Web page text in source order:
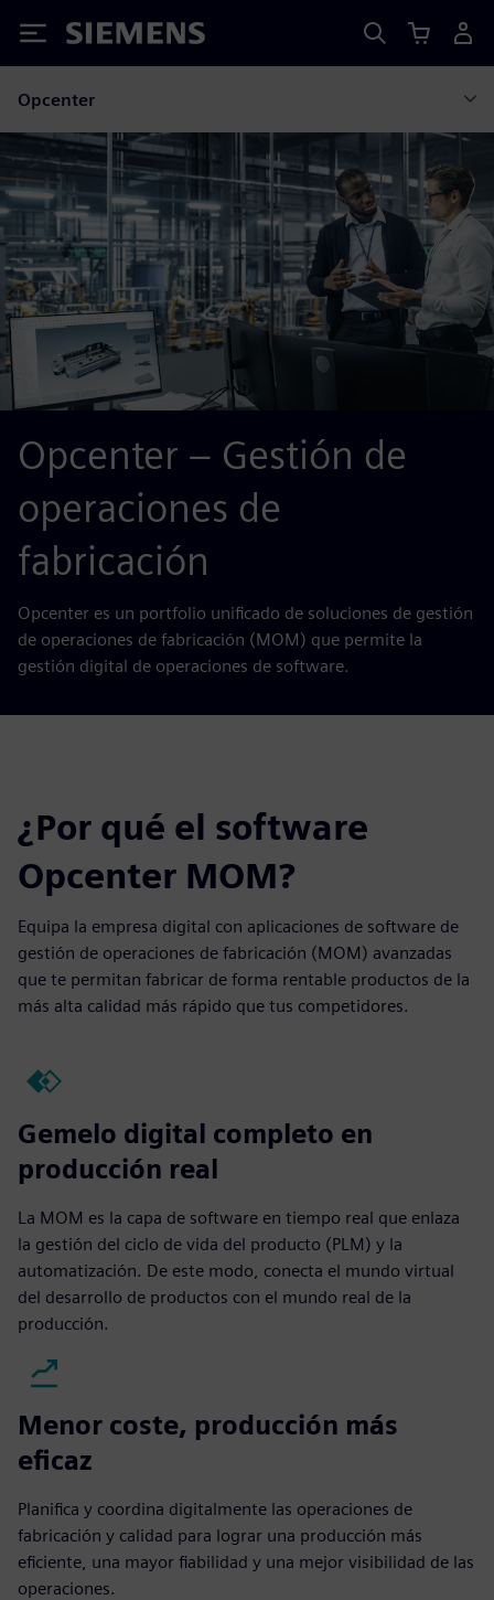
Siemens
Opcenter
Opcenter – Gestión de
operaciones de
fabricación
Opcenter es un portfolio unificado de soluciones de gestión
de operaciones de fabricación (MOM) que permite la
gestión digital de operaciones de software.
¿Por qué el software
Opcenter MOM?
Equipa la empresa digital con aplicaciones de software de
gestión de operaciones de fabricación (MOM) avanzadas
que te permitan fabricar de forma rentable productos de la
más alta calidad más rápido que tus competidores.
Gemelo digital completo en
producción real
La MOM es la capa de software en tiempo real que enlaza
la gestión del ciclo de vida del producto (PLM) y la
automatización. De este modo, conecta el mundo virtual
del desarrollo de productos con el mundo real de la
producción.
Menor coste, producción más
eficaz
Planifica y coordina digitalmente las operaciones de
fabricación y calidad para lograr una producción más
eficiente, una mayor fiabilidad y una mejor visibilidad de las
operaciones.